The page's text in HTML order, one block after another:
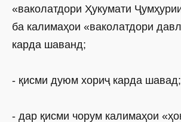
«ваколатдори Ҳукумати
ба калимаҳои «ваколатдори
карда шаванд;
- қисми дуюм хориҷ карда шавад;
- дар қисми чорум калимаҳои